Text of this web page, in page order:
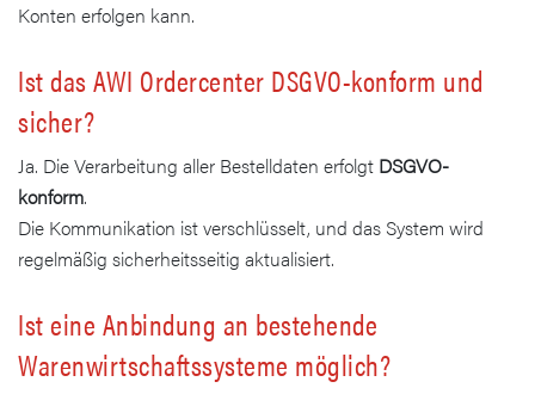
Konten erfolgen kann.
Ist das AWI Ordercenter DSGVO-konform und
sicher?
Ja. Die Verarbeitung aller Bestelldaten erfolgt DSGVO-
konform.
Die Kommunikation ist verschlüsselt, und das System wird
regelmäßig sicherheitsseitig aktualisiert.
Ist eine Anbindung an bestehende
Warenwirtschaftssysteme möglich?